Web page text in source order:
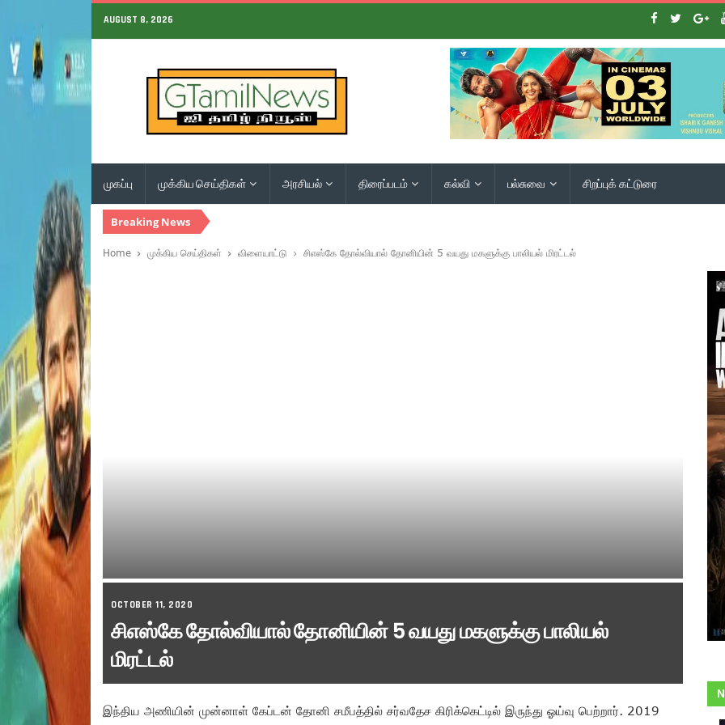
AUGUST 8, 2026
முகப்பு முக்கிய செய்திகள் அரசியல் திரைப்படம் கல்வி பல்சுவை சிறப்புக் கட்டுரை
Breaking News
Home முக்கிய செய்திகள் விளையாட்டு சிஎஸ்கே தோல்வியால் தோனியின் 5 வயது மகளுக்கு பாலியல் மிரட்டல்
OCTOBER 11, 2020
சிஎஸ்கே தோல்வியால் தோனியின் 5 வயது மகளுக்கு பாலியல்
மிரட்டல்
இந்திய அணியின் முன்னாள் கேப்டன் தோனி சமீபத்தில் சர்வதேச கிரிக்கெட்டில் இருந்து ஓய்வு பெற்றார். 2019